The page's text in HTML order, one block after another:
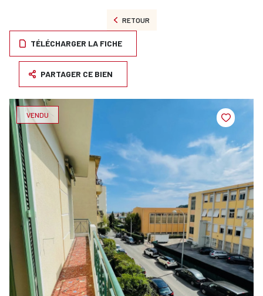
RETOUR
TÉLÉCHARGER LA FICHE
PARTAGER CE BIEN
VENDU